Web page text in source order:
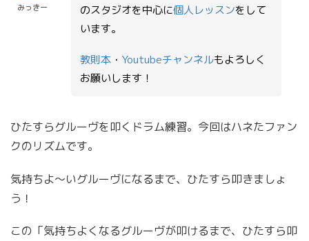
みっきー
のスタジオを中心に個人レッスンをして
います。
教則本・ Youtubeチャンネルもよろしく
お願いします！
ひたすらグルーヴを叩くドラム練習。今回はハネたファン
クのリズムです。
気持ちよ〜いグルーヴになるまで、ひたすら叩きましょ
う！
この「気持ちよくなるグルーヴが叩けるまで、ひたすら叩